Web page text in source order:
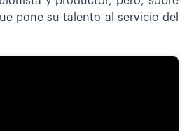
pone su talento al servicio del